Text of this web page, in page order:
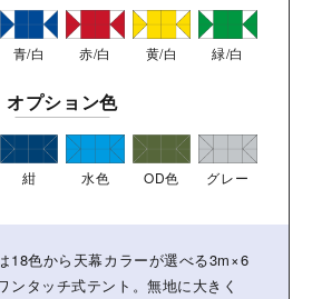
青/白 赤/白 黄/白 緑/白
オプション色
紺 水色 OD色 グレー
18色から天幕カラーが選べる3m×6
ンタッチ式テント。無地に大きく